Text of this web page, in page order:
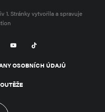
1.Stránky vytvořila a spravuje
OSOBNÍCH ÚDAJŮ